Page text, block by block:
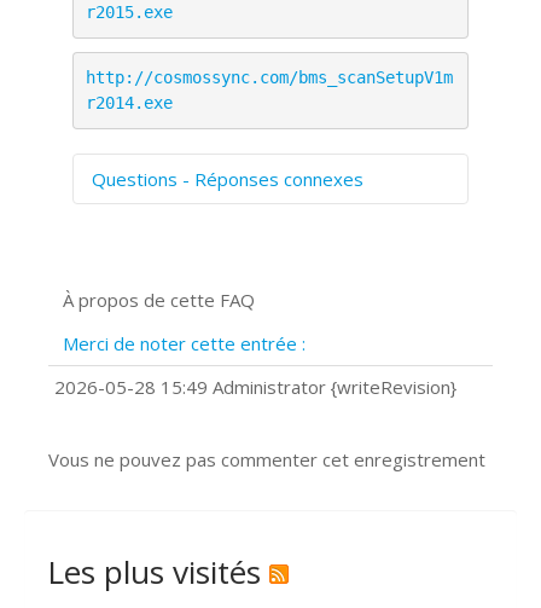
r2015.exe
http://cosmossync.com/bms_scanSetupV1m
r2014.exe
Questions - Réponses connexes
Prise de vue 360°
?
Comment installer Google Chrome ?
À propos de cette FAQ
Merci de noter cette entrée :
2026-05-28 15:49 Administrator {writeRevision}
Vous ne pouvez pas commenter cet enregistrement
Les plus visités